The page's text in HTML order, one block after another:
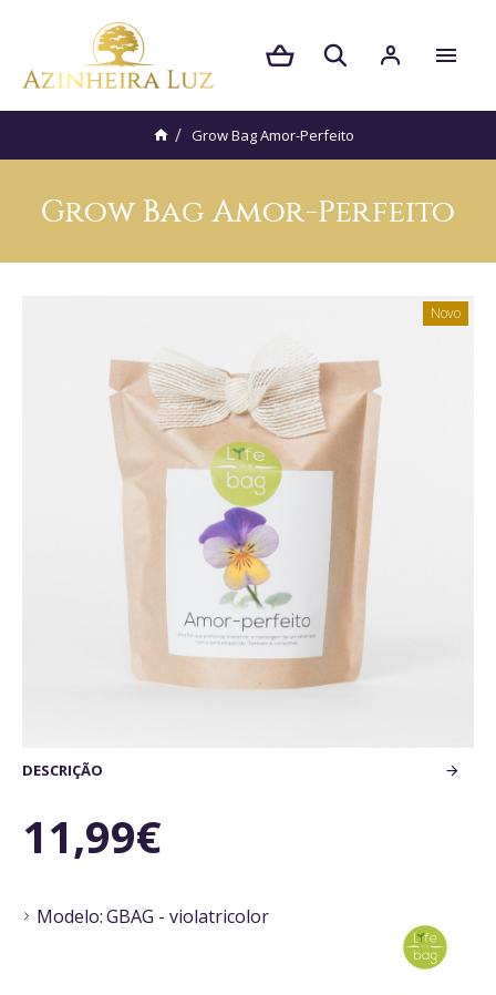
Grow Bag Amor-Perfeito
Grow Bag Amor-Perfeito
Novo
DESCRIÇÃO
Modelo:GBAG - violatricolor
11,99€